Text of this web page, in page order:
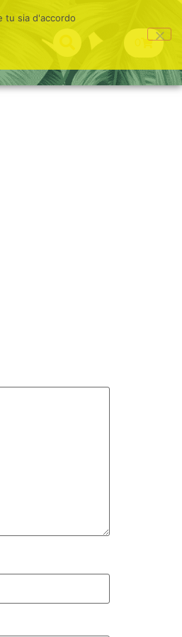
0
tu sia d'accordo